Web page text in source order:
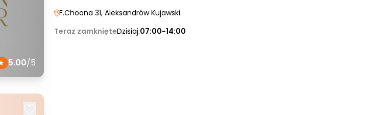
5.00/5
F.Choona 31, Aleksandrów Kujawski
Teraz zamknięteDzisiaj:07:00-14:00